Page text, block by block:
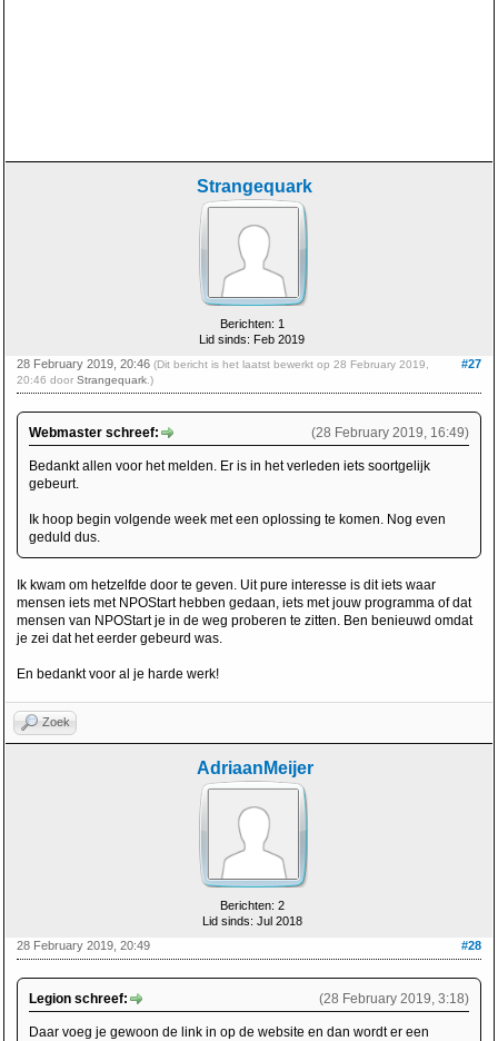
Strangequark
Berichten: 1
Lid sinds: Feb 2019
#27
28 February 2019, 20:46 (Dit bericht is het laatst bewerkt op 28 February 2019,
20:46 door Strangequark .)
(28 February 2019, 16:49)
Webmaster schreef:
Bedankt allen voor het melden. Er is in het verleden iets soortgelijk
gebeurt.
Ik hoop begin volgende week met een oplossing te komen. Nog even
geduld dus.
Ik kwam om hetzelfde door te geven. Uit pure interesse is dit iets waar
mensen iets met NPOStart hebben gedaan, iets met jouw programma of dat
mensen van NPOStart je in de weg proberen te zitten. Ben benieuwd omdat
je zei dat het eerder gebeurd was.
En bedankt voor al je harde werk!
Zoek
AdriaanMeijer
Berichten: 2
Lid sinds: Jul 2018
#28
28 February 2019, 20:49
(28 February 2019, 3:18)
Legion schreef:
Daar voeg je gewoon de link in op de website en dan wordt er een